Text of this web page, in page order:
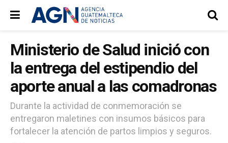
Ministerio de Salud inició con
la entrega del estipendio del
aporte anual a las comadronas
Durante la actividad de conmemoración se
entregaron maletines con insumos básicos para
fortalecer la atención de partos limpios y seguros.